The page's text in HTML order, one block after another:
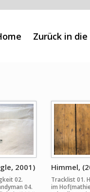
Zurück in
2001)
02.
04.
Himmel,
Tracklist 01.
im